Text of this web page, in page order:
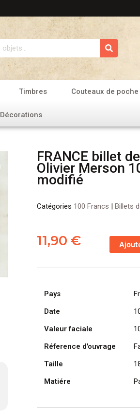
Timbres Couteaux de poche
Décorations
FRANCE billet
Olivier Merson
modifié
Catégories 100 Francs | Billets
11,90 €
de
FRANCE
de
10-
Pays
Date
Valeur faciale
Réference d'ouvrage
Taille
Matiére